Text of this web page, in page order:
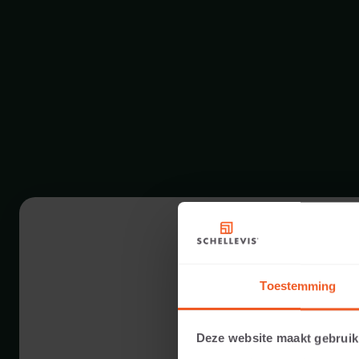
Toestemming
Deze website maakt